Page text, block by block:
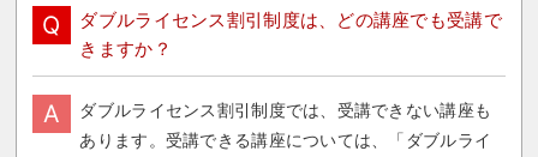
Q
ダブルライセンス割引制度は、どの講座でも受講で
きますか？
A
ダブルライセンス割引制度では、受講できない講座も
あります。受講できる講座については、「ダブルライ